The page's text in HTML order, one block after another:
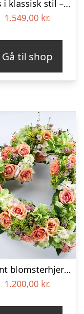
Kors i klassisk stil – creme
1.549,00 kr.
Gå til shop
Åbent blomsterhjerte, floristens valg – Blomster til begravelse
1.200,00 kr.